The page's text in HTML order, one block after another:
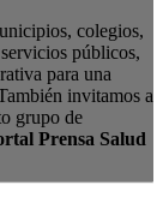
colegios,
públicos,
para una
invitamos a
grupo de
Prensa Salud